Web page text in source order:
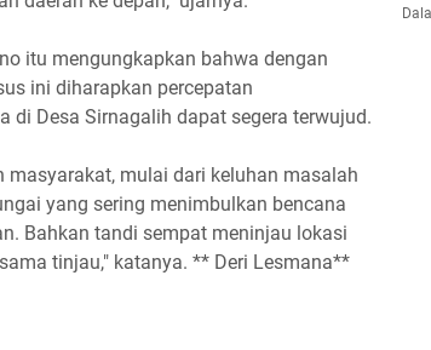
itu mengungkapkan bahwa dengan
ini diharapkan percepatan
di Desa Sirnagalih dapat segera terwujud.
mulai dari keluhan masalah
yang sering menimbulkan bencana
Bahkan tandi sempat meninjau lokasi
tinjau," katanya. ** Deri Lesmana**